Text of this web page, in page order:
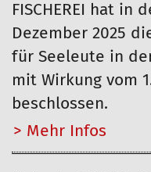
FISCHEREI hat in
Dezember 2025
für Seeleute in
mit Wirkung vom
beschlossen.
Mehr…